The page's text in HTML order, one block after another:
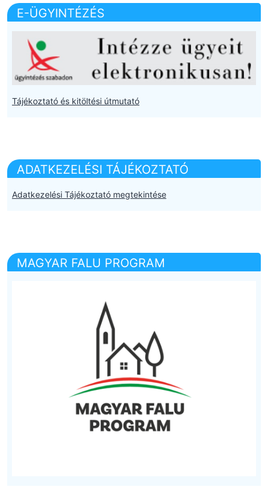
E-ÜGYINTÉZÉS
Tájékoztató és kitöltési útmutató
ADATKEZELÉSI TÁJÉKOZTATÓ
Adatkezelési Tájékoztató megtekintése
MAGYAR FALU PROGRAM